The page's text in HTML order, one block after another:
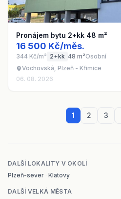
Pronájem bytu 2+kk 48 m²
16 500 Kč/měs.
344 Kč/m² 2+kk 48 m²Osobní
Vochovská, Plzeň - Křimice
06. 08. 2026
1 2 3
DALŠÍ LOKALITY V OKOLÍ
Plzeň-sever · Klatovy
DALŠÍ VELKÁ MĚSTA